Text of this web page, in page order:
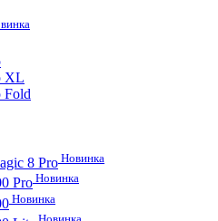
XL
Fold
8 Pro Новинка
Pro Новинка
Новинка